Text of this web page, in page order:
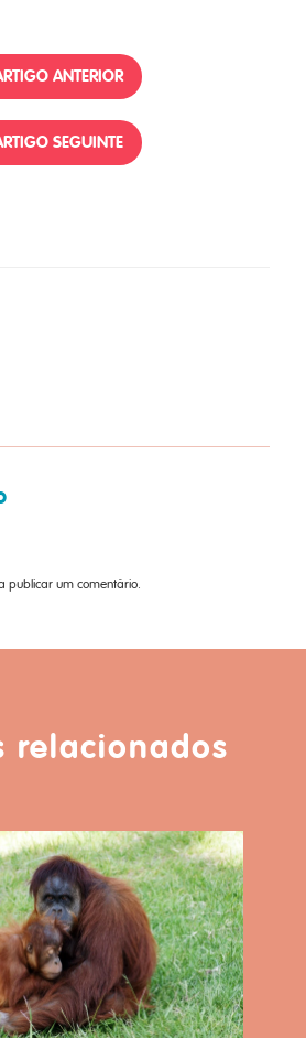
ANTERIOR
SEGUINTE
publicar um comentário.
relacionados